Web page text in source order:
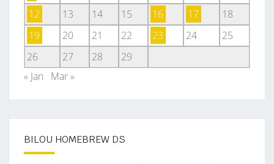
12
13 14 15 16 17
18
19
20 21 22 23 24
25
26
27 28
29
« Jan
Mar »
BILOU HOMEBREW DS